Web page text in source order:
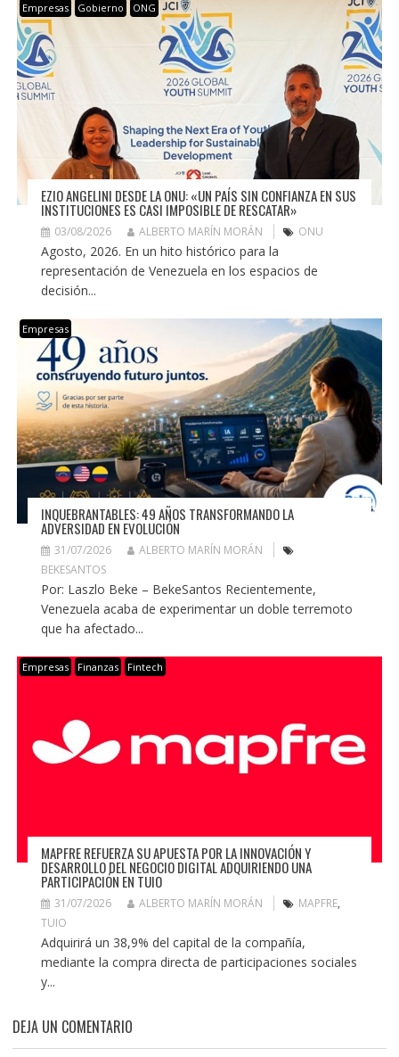
Empresas Gobierno ONG
EZIO ANGELINI DESDE LA ONU: «UN PAÍS SIN CONFIANZA EN SUS
INSTITUCIONES ES CASI IMPOSIBLE DE RESCATAR»
03/08/2026 ALBERTO MARÍN MORÁN ONU
Agosto, 2026. En un hito histórico para la
representación de Venezuela en los espacios de
decisión...
Empresas
INQUEBRANTABLES: 49 AÑOS TRANSFORMANDO LA
ADVERSIDAD EN EVOLUCIÓN
31/07/2026
ALBERTO MARÍN MORÁN
BEKESANTOS
Por: Laszlo Beke – BekeSantos Recientemente,
Venezuela acaba de experimentar un doble terremoto
que ha afectado...
Empresas Finanzas Fintech
MAPFRE REFUERZA SU APUESTA POR LA INNOVACIÓN Y
DESARROLLO DEL NEGOCIO DIGITAL ADQUIRIENDO UNA
PARTICIPACIÓN EN TUIO
31/07/2026 ALBERTO MARÍN MORÁN MAPFRE,
TUIO
Adquirirá un 38,9% del capital de la compañía,
mediante la compra directa de participaciones sociales
y...
DEJA UN COMENTARIO